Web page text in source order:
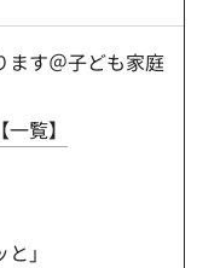
ます＠子ども家庭
覧】
」